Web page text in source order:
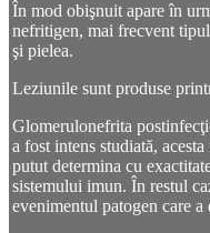
În mod obişnuit apare în
nefritigen, mai frecvent
şi pielea.
Leziunile sunt produse
Glomerulonefrita
a fost intens studiată,
putut determina cu
sistemului imun. În restul
evenimentul patogen care